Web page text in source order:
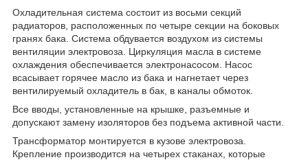
Охладительная система состоит из восьми секций
радиаторов, расположенных по четыре секции на боковых
гранях бака. Система обдувается воздухом из системы
вентиляции электровоза. Циркуляция масла в системе
охлаждения обеспечивается электронасосом. Насос
всасывает горячее масло из бака и нагнетает через
вентилируемый охладитель в бак, в каналы обмоток.
Все вводы, установленные на крышке, разъемные и
допускают замену изоляторов без подъема активной части.
Трансформатор монтируется в кузове электровоза.
Крепление производится на четырех стаканах, которые